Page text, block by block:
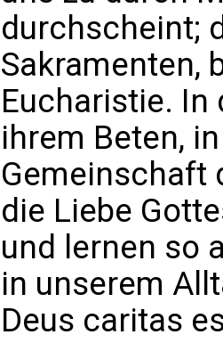
durchscheint;
Sakramenten,
Eucharistie. In
ihrem Beten,
Gemeinschaft
die Liebe
und lernen so
in unserem
Deus caritas